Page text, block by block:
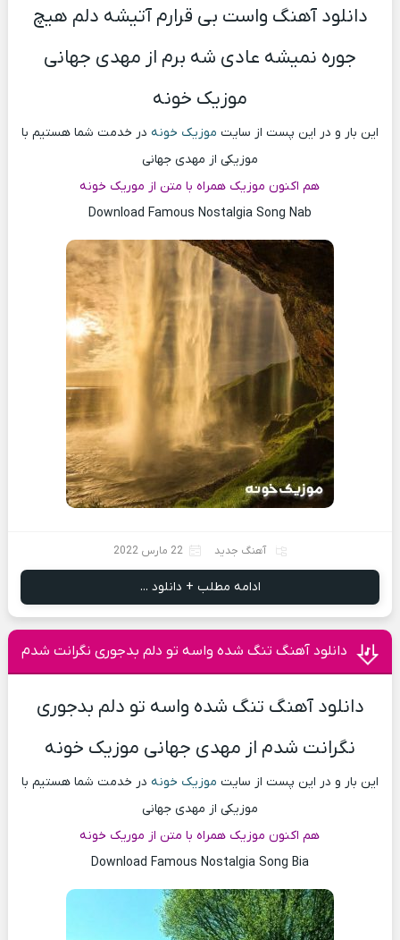
دانلود آهنگ واست بی قرارم آتیشه دلم هیچ
جوره نمیشه عادی شه برم از مهدی جهانی
موزیک خونه
این بار و در این پست از سایت موزیک خونه در خدمت شما هستیم با
موزیکی از مهدی جهانی
هم اکنون موزیک همراه با متن از موریک خونه
Download Famous Nostalgia Song Nab
آهنگ جدید 22 مارس 2022
ادامه مطلب + دانلود ...
دانلود آهنگ تنگ شده واسه تو دلم بدجوری نگرانت شدم
دانلود آهنگ تنگ شده واسه تو دلم بدجوری
نگرانت شدم از مهدی جهانی موزیک خونه
این بار و در این پست از سایت موزیک خونه در خدمت شما هستیم با
موزیکی از مهدی جهانی
هم اکنون موزیک همراه با متن از موریک خونه
Download Famous Nostalgia Song Bia